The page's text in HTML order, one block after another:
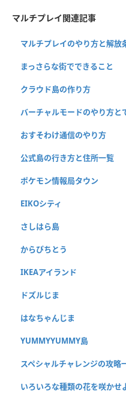
マルチプレイ関連記事
マルチプレイのやり方と解放
まっさらな街でできること
クラウド島の作り方
バーチャルモードのやり方と
おすそわけ通信のやり方
公式島の行き方と住所一覧
ポケモン情報局タウン
EIKOシティ
さしはら島
からぴちとう
IKEAアイランド
ドズルじま
はなちゃんじま
YUMMYYUMMY島
スペシャルチャレンジの攻略
いろいろな種類の花を咲かせ